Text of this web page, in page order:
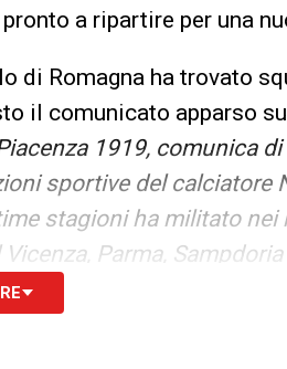
a ripartire per una
di Romagna ha trovato
il comunicato apparso
1919, comunica di
sportive del calciatore
stagioni ha militato nei
Parma, Sampdoria